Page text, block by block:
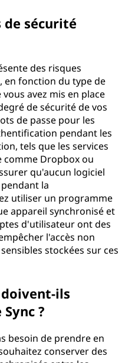
de sécurité
des risques
en fonction du type de
avez mis en place
de sécurité de vos
de passe pour les
pendant les
tels que les services
comme Dropbox ou
qu'aucun logiciel
la
utiliser un programme
appareil synchronisé et
d'utilisateur ont des
l'accès non
stockées sur ces
ils
?
besoin de prendre en
conserver des